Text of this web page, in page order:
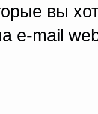
вы
e-mail